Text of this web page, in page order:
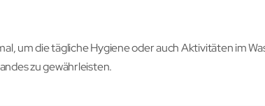
um die tägliche Hygiene oder auch Aktivitäten im
zu gewährleisten.